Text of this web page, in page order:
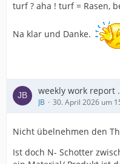
turf ? aha ! turf = Rasen,
Na klar und Danke.
weekly work report
JB 30. April 2026 um
Nicht übelnehmen den
Ist doch N- Schotter